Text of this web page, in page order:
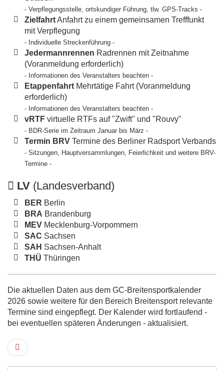
- Verpflegungsstelle, ortskundiger Führung, tlw. GPS-Tracks -
ZielfahrtAnfahrt zu einem gemeinsamen Trefffunkt
mit Verpflegung
- Individuelle Streckenführung -
Jedermannrennen Radrennen mit Zeitnahme
(Voranmeldung erforderlich)
- Informationen des Veranstalters beachten -
Etappenfahrt Mehrtätige Fahrt (Voranmeldung
erforderlich)
- Informationen des Veranstalters beachten -
vRTF virtuelle RTFs auf "Zwift" und "Rouvy"
- BDR-Serie im Zeitraum Januar bis März -
Termin BRV Termine des Berliner Radsport Verbands
- Sitzungen, Hauptversammlungen, Feierlichkeit und weitere BRV-
Termine -
LV (Landesverband)
BER Berlin
BRA Brandenburg
MEV Mecklenburg-Vorpommern
SAC Sachsen
SAH Sachsen-Anhalt
THÜ Thüringen
Die aktuellen Daten aus dem GC-Breitensportkalender
2026 sowie weitere für den Bereich Breitensport relevante
Termine sind eingepflegt. Der Kalender wird fortlaufend -
bei eventuellen späteren Änderungen - aktualisiert.